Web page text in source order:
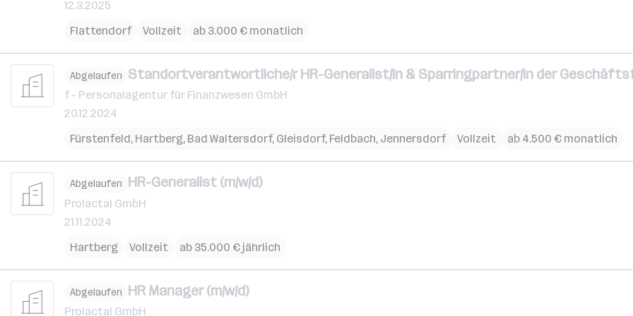
12.3.2025
Flattendorf
Vollzeit ab 3.000 € monatlich
Abgelaufen Standortverantwortliche/r HR-Generalist/in & Sparringpartner/in der
f - Personalagentur für Finanzwesen GmbH
20.12.2024
Fürstenfeld, Hartberg, Bad Waltersdorf, Gleisdorf, Feldbach, Jennersdorf Vollzeit ab 4.500 € monatlich
Abgelaufen HR-Generalist (m/w/d)
Prolactal GmbH
21.11.2024
Hartberg
Vollzeit ab 35.000 € jährlich
Abgelaufen HR Manager (m/w/d)
Prolactal GmbH